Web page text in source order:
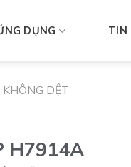
DỤNG TIN
DỆT
H7914A